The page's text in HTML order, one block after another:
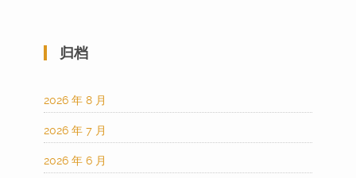
归档
2026 年 8 月
2026 年 7 月
2026 年 6 月